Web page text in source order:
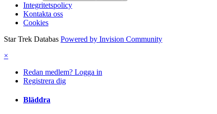
Integritetspolicy
Kontakta oss
Cookies
Star Trek Databas Powered by Invision Community
×
Redan medlem? Logga in
Registrera dig
Bläddra